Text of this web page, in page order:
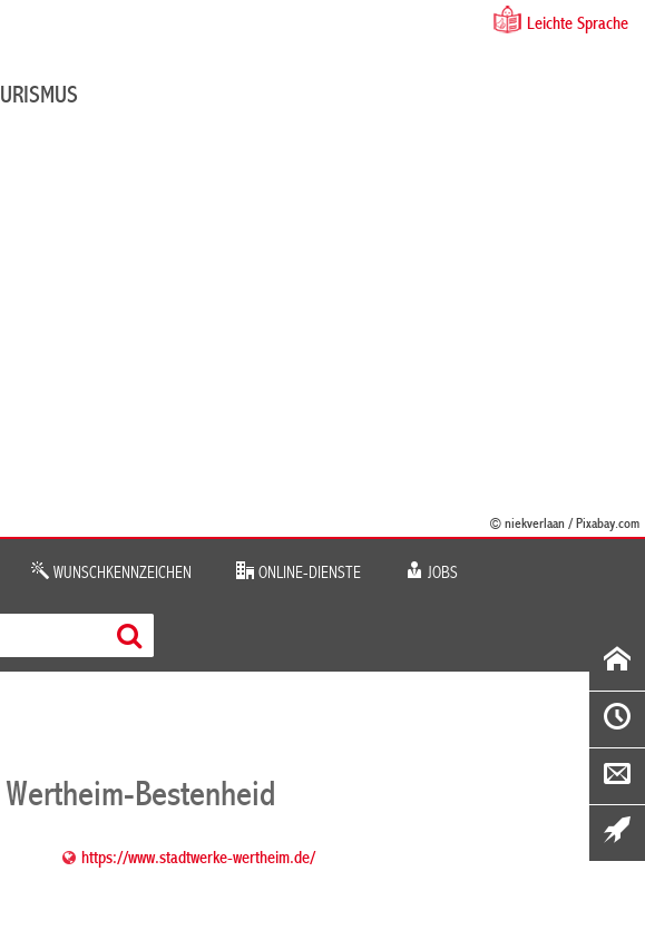
Leichte Sprache
© niekverlaan / Pixabay.com
WUNSCHKENNZEICHEN ONLINE-DIENSTE JOBS
Bestenheid
https://www.stadtwerke-wertheim.de/